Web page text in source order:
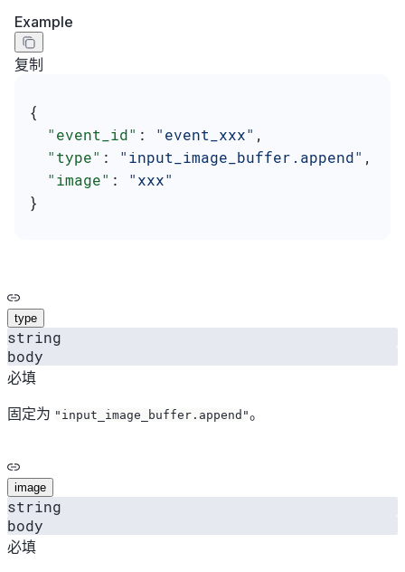
Example
复制
{
  "event_id"
: "event_xxx" ,
  "type"
: "input_image_buffer.append" ,
  "image"
: "xxx"
}
type
string
body
必填
固定为 "input_image_buffer.append"。
image
string
body
必填